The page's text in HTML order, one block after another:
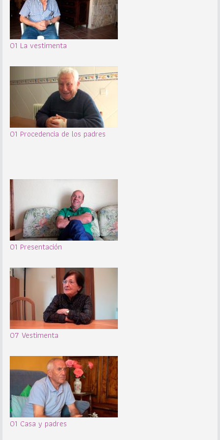
01 La vestimenta
01 Procedencia de los padres
01 Presentación
07 Vestimenta
01 Casa y padres